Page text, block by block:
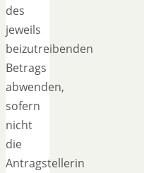
des
jeweils
beizutreibenden
Betrags
abwenden,
sofern
nicht
die
Antragstellerin